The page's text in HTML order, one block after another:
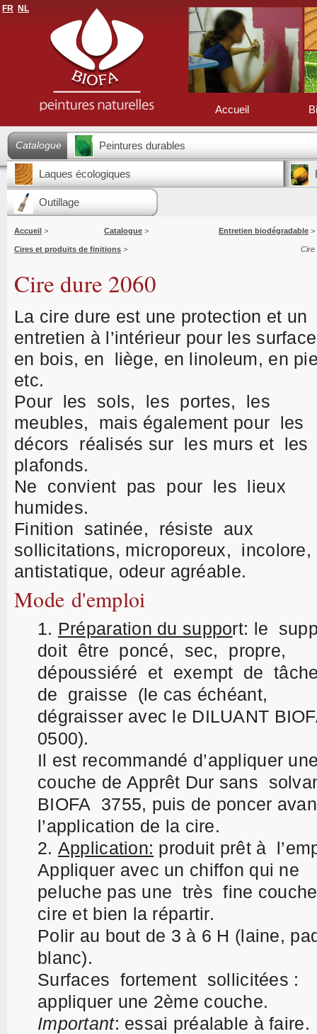
FR NL
Accueil
Catalogue Peintures durables
Laques écologiques
Outillage
Accueil > Catalogue > Entretien biodégradable >
Cires et produits de finitions > Cire
Cire dure 2060
La cire dure est une protection et un
entretien à l’intérieur pour les
en bois, en liège, en linoleum, en
etc.
Pour les sols, les portes, les
meubles, mais également pour les
décors réalisés sur les murs et les
plafonds.
Ne convient pas pour les lieux
humides.
Finition satinée, résiste aux
sollicitations, microporeux, incolore,
antistatique, odeur agréable.
Mode d'emploi
Préparation du support: le
doit être poncé, sec, propre,
dépoussiéré et exempt de
de graisse (le cas échéant,
dégraisser avec le DILUANT
0500).
Il est recommandé d’appliquer
couche de Apprêt Dur sans
BIOFA 3755, puis de poncer
l’application de la cire.
Application: produit prêt à
Appliquer avec un chiffon qui ne
peluche pas une très fine
cire et bien la répartir.
Polir au bout de 3 à 6 H (laine,
blanc).
Surfaces fortement sollicitées :
appliquer une 2ème couche.
Important: essai préalable à faire.